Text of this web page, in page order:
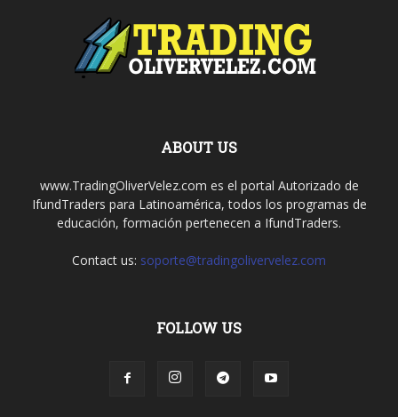
ABOUT US
www.TradingOliverVelez.com es el portal Autorizado de
IfundTraders para Latinoamérica, todos los programas de
educación, formación pertenecen a IfundTraders.
Contact us: soporte@tradingolivervelez.com
FOLLOW US